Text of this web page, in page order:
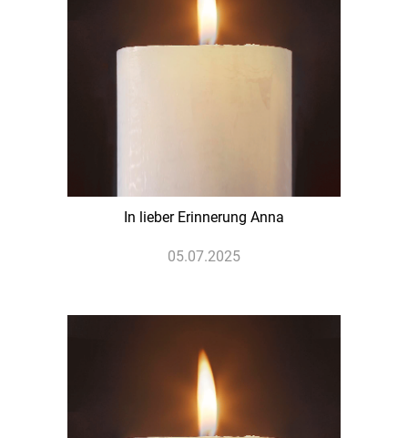
In lieber Erinnerung Anna
05.07.2025